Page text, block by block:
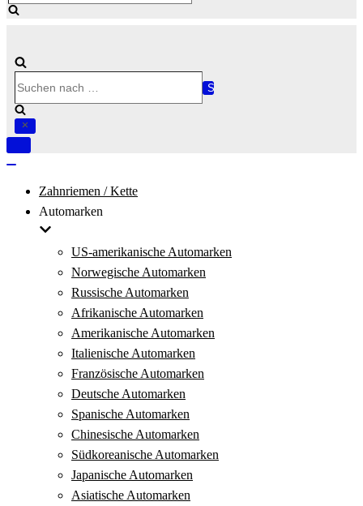
nach …
Navigation
Zahnriemen / Kette
Automarken
US-amerikanische Automarken
Norwegische Automarken
Russische Automarken
Afrikanische Automarken
Amerikanische Automarken
Italienische Automarken
Französische Automarken
Deutsche Automarken
Spanische Automarken
Chinesische Automarken
Südkoreanische Automarken
Japanische Automarken
Asiatische Automarken